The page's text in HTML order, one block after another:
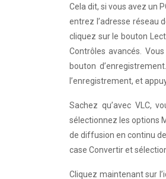
Cela dit, si vous avez un
entrez l’adresse réseau
cliquez sur le bouton
Contrôles avancés.
bouton
l’enregistrement, et
Sachez qu’avec VLC,
sélectionnez les options
de diffusion en continu
case Convertir et
Cliquez maintenant sur